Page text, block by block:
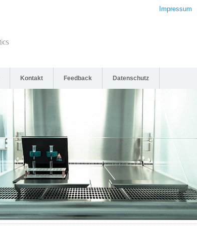
Impressum
Kontakt Feedback Datenschutz